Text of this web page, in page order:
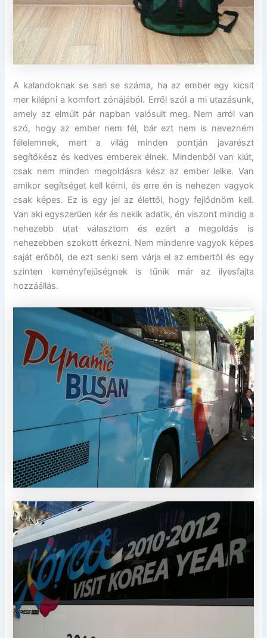
A kalandoknak se seri se száma, ha az ember egy kicsit
mer kilépni a komfort zónájából. Erről szól a mi utazásunk,
amely az elmúlt pár napban valósult meg. Nem arról van
szó, hogy az ember nem fél, bár ezt nem is nevezném
félelemnek, mert a világ minden pontján javarészt
segítőkész és kedves emberek élnek. Mindenből van kiút,
csak nem minden megoldásra kész az ember lelke. Van
amikor segítséget kell kérni, és erre én is nehezen vagyok
csak képes. Ez is egy jel az élettől, hogy fejlődnöm kell.
Van aki egyszerűen kér és nekik adatik, én viszont mindig a
nehezebb utat választom és ezért a megoldás is
nehezebben szokott érkezni. Nem mindenre vagyok képes
saját erőből, de ezt senki sem várja el az embertől és egy
szinten keményfejűségnek is tűnik már az ilyesfajta
hozzáállás.